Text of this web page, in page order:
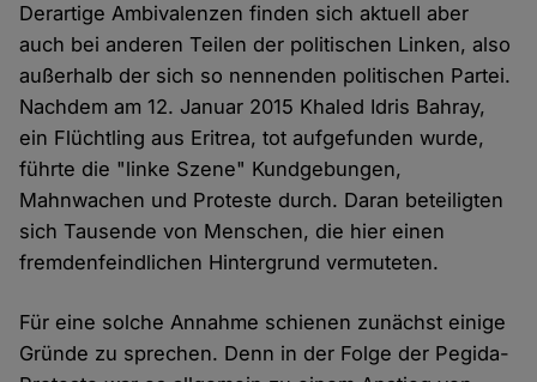
Derartige Ambivalenzen finden sich aktuell aber
auch bei anderen Teilen der politischen Linken, also
außerhalb der sich so nennenden politischen Partei.
Nachdem am 12. Januar 2015 Khaled Idris Bahray,
ein Flüchtling aus Eritrea, tot aufgefunden wurde,
führte die "linke Szene" Kundgebungen,
Mahnwachen und Proteste durch. Daran beteiligten
sich Tausende von Menschen, die hier einen
fremdenfeindlichen Hintergrund vermuteten.
Für eine solche Annahme schienen zunächst einige
Gründe zu sprechen. Denn in der Folge der Pegida-